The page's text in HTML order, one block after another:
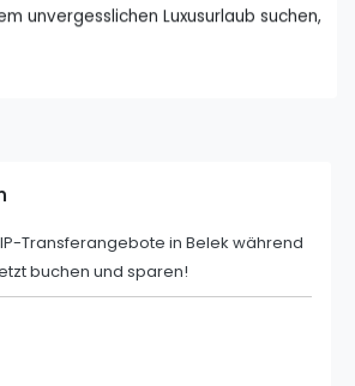
unvergesslichen Luxusurlaub suchen,
in Nordzypern
Transferangebote in Belek während
buchen und sparen!